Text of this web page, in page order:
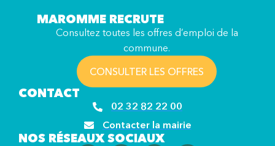
MAROMME RECRUTE
Consultez toutes les offres d’emploi de la
commune.
CONSULTER LES OFFRES
CONTACT
02 32 82 22 00
Contacter la mairie
NOS RÉSEAUX SOCIAUX